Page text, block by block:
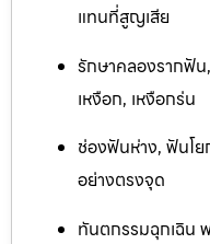
แทนที่สูญเสีย
รักษาคลองรากฟั
เหงือก, เหงือกร่น
ช่องฟันห่าง, ฟันโย
อย่างตรงจุด
ทันตกรรมฉุกเฉิน